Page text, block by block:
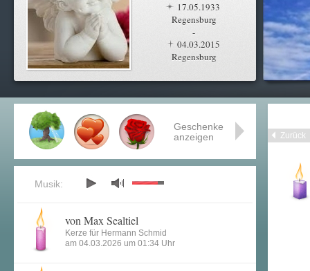
17.05.1933
Regensburg
-
04.03.2015
Regensburg
Zurück
Geschenke
anzeigen
Musik:
von Max Sealtiel
Kerze für Hermann Schmid
am 04.03.2026 um 01:34 Uhr